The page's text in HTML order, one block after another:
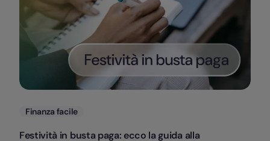
Categorie
Finanza facile
Festività in busta paga: ecco la guida alla